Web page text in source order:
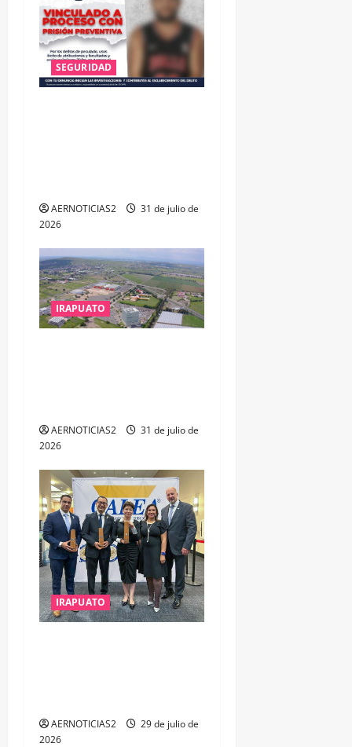
ó
n
d
t
r
a
d
SEGURIDAD
AERNOTICIAS2
31 de julio de
2026
IRAPUATO
AERNOTICIAS2
31 de julio de
2026
IRAPUATO
AERNOTICIAS2
29 de julio de
2026